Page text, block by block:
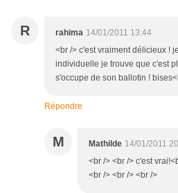
R rahima 14/01/2011 13:44
<br /> c'est vraiment délicieux !
individuelle je trouve que c'est
s'occupe de son ballotin !
Répondre
M Mathilde 14/01/2011
<br /> <br /> c'est
<br /> <br /> <br />